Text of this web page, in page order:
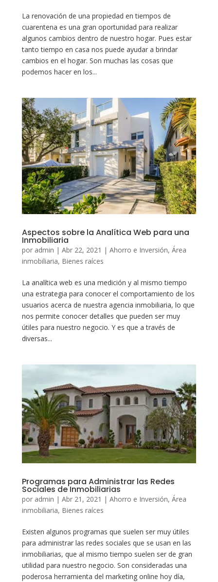
La renovación de una propiedad en tiempos de
cuarentena es una gran oportunidad para realizar
algunos cambios dentro de nuestro hogar. Pues estar
tanto tiempo en casa nos puede ayudar a brindar
cambios en el hogar. Son muchas las cosas que
podemos hacer en los...
Aspectos sobre la Analítica Web para una
Inmobiliaria
por admin | Abr 22, 2021 | Ahorro e Inversión, Área
inmobiliaria, Bienes raíces
La analítica web es una medición y al mismo tiempo
una estrategia para conocer el comportamiento de los
usuarios acerca de nuestra agencia inmobiliaria, lo que
nos permite conocer detalles que pueden ser muy
útiles para nuestro negocio. Y es que a través de
diversas...
Programas para Administrar las Redes
Sociales de Inmobiliarias
por admin | Abr 21, 2021 | Ahorro e Inversión, Área
inmobiliaria, Bienes raíces
Existen algunos programas que suelen ser muy útiles
para administrar las redes sociales que se usan en las
inmobiliarias, que al mismo tiempo suelen ser de gran
utilidad para nuestro negocio. Son consideradas una
poderosa herramienta del marketing online hoy día,